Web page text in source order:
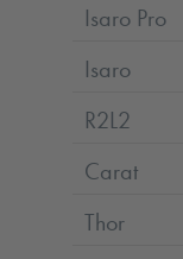
Isaro Pro
Isaro
R2L2
Carat
Thor